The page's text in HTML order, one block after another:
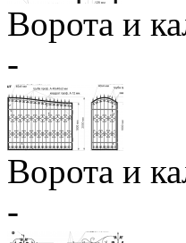
Ворота и
-
Ворота и
-